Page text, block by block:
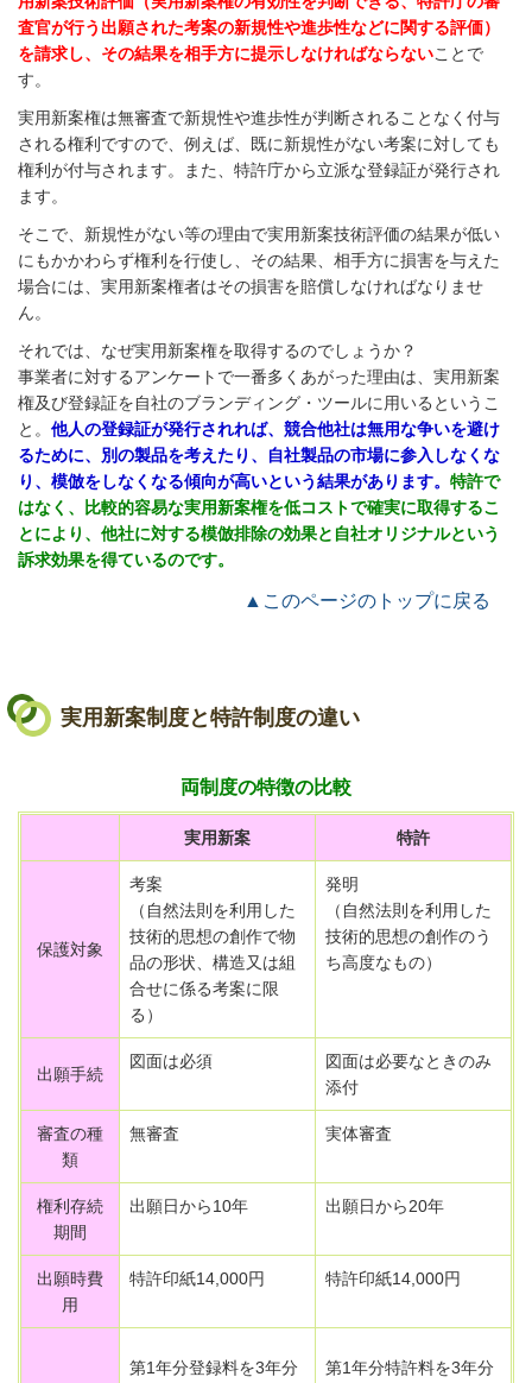
査官が行う出願された考案の新規性や進歩性などに関する評価）
を請求し、その結果を相手方に提示しなければならないことで
す。
実用新案権は無審査で新規性や進歩性が判断されることなく付与
される権利ですので、例えば、既に新規性がない考案に対しても
権利が付与されます。また、特許庁から立派な登録証が発行され
ます。
そこで、新規性がない等の理由で実用新案技術評価の結果が低い
にもかかわらず権利を行使し、その結果、相手方に損害を与えた
場合には、実用新案権者はその損害を賠償しなければなりませ
ん。
それでは、なぜ実用新案権を取得するのでしょうか？
事業者に対するアンケートで一番多くあがった理由は、実用新案
権及び登録証を自社のブランディング・ツールに用いるというこ
と。 他人の登録証が発行されれば、競合他社は無用な争いを避け
るために、別の製品を考えたり、自社製品の市場に参入しなくな
り、模倣をしなくなる傾向が高いという結果があります。 特許で
はなく、比較的容易な実用新案権を低コストで確実に取得するこ
とにより、他社に対する模倣排除の効果と自社オリジナルという
訴求効果を得ているのです。
▲このページのトップに戻る
実用新案制度と特許制度の違い
両制度の特徴の比較
実用新案 特許
保護対象
考案
（自然法則を利用した
技術的思想の創作で物
品の形状、構造又は組
合せに係る考案に限
る）
発明
（自然法則を利用した
技術的思想の創作のう
ち高度なもの）
出願手続
図面は必須
図面は必要なときのみ
添付
審査の種
類
無審査 実体審査
権利存続
期間
出願日から10年 出願日から20年
出願時費
用
特許印紙14,000円 特許印紙14,000円
第1年分登録料を3年分
第1年分特許料を3年分